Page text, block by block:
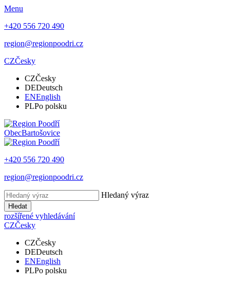
Menu
+420 556 720 490
region@regionpoodri.cz
CZČesky
CZČesky
DEDeutsch
ENEnglish
PLPo polsku
ObecBartošovice
+420 556 720 490
region@regionpoodri.cz
Hledaný výraz
Hledat
rozšířené vyhledávání
CZČesky
CZČesky
DEDeutsch
ENEnglish
PLPo polsku